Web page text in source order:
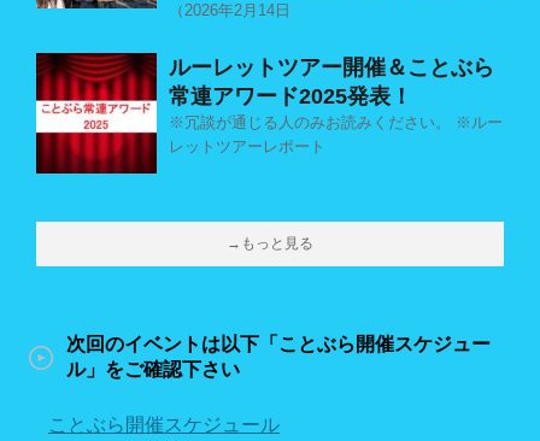
（2026年2月14日
ルーレットツアー開催＆ことぶら
常連アワード2025発表！
※冗談が通じる人のみお読みください。 ※ルー
レットツアーレポート
→もっと見る
次回のイベントは以下「ことぶら開催スケジュー
ル」をご確認下さい
ことぶら開催スケジュール